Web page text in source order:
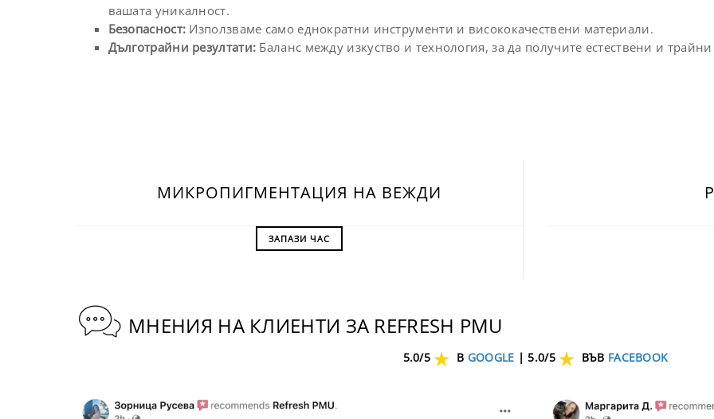
вашата уникалност.
Безопасност: Използваме само еднократни инструменти и висококачествени материали.
Дълготрайни резултати: Баланс между изкуство и технология, за да получите естествени и
МИКРОПИГМЕНТАЦИЯ НА ВЕЖДИ
ЗАПАЗИ ЧАС
МНЕНИЯ НА КЛИЕНТИ ЗА REFRESH PMU
5.0/5 В GOOGLE | 5.0/5 ВЪВ FACEBOOK